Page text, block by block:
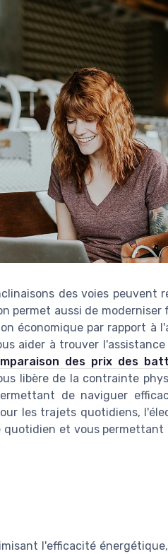
des voies peuvent
permet aussi de moderniser
économique par rapport à
aider à trouver
des prix des
libère de la contrainte
de naviguer
les trajets quotidiens,
quotidien et vous permettant
l'efficacité